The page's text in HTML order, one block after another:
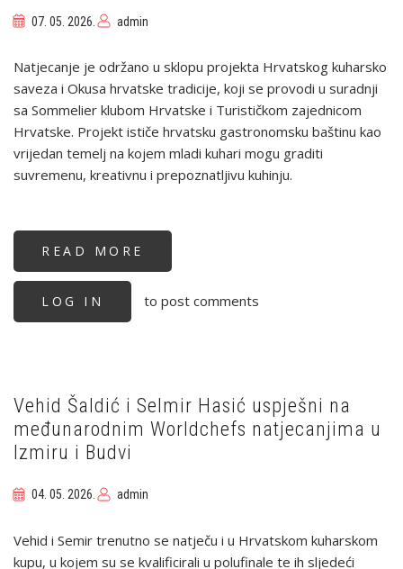
07. 05. 2026. admin
Natjecanje je održano u sklopu projekta Hrvatskog kuharsko
saveza i Okusa hrvatske tradicije, koji se provodi u suradnji
sa Sommelier klubom Hrvatske i Turističkom zajednicom
Hrvatske. Projekt ističe hrvatsku gastronomsku baštinu kao
vrijedan temelj na kojem mladi kuhari mogu graditi
suvremenu, kreativnu i prepoznatljivu kuhinju.
READ MORE
3.
GRUPE
LOG IN to post comments
Vehid Šaldić i Selmir Hasić uspješni na
međunarodnim Worldchefs natjecanjima u
Izmiru i Budvi
04. 05. 2026. admin
Vehid i Semir trenutno se natječu i u Hrvatskom kuharskom
kupu, u kojem su se kvalificirali u polufinale te ih sljedeći